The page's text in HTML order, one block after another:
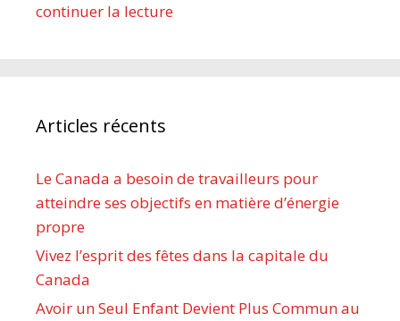
continuer la lecture
Articles récents
Le Canada a besoin de travailleurs pour
atteindre ses objectifs en matière d’énergie
propre
Vivez l’esprit des fêtes dans la capitale du
Canada
Avoir un Seul Enfant Devient Plus Commun au